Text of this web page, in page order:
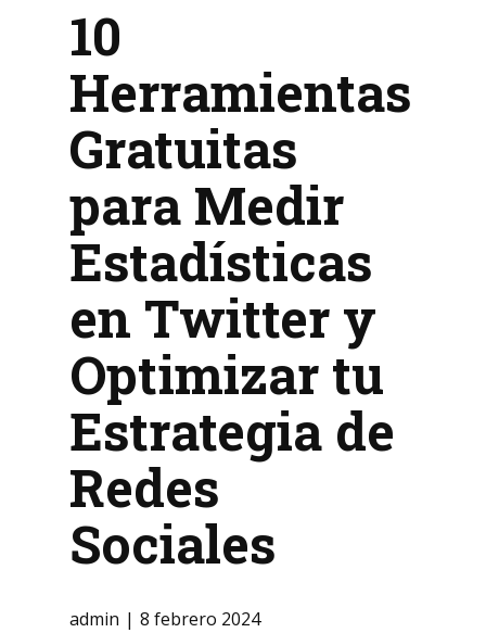
10
Herramientas
Gratuitas
para Medir
Estadísticas
en Twitter y
Optimizar tu
Estrategia de
Redes
Sociales
admin
8 febrero 2024